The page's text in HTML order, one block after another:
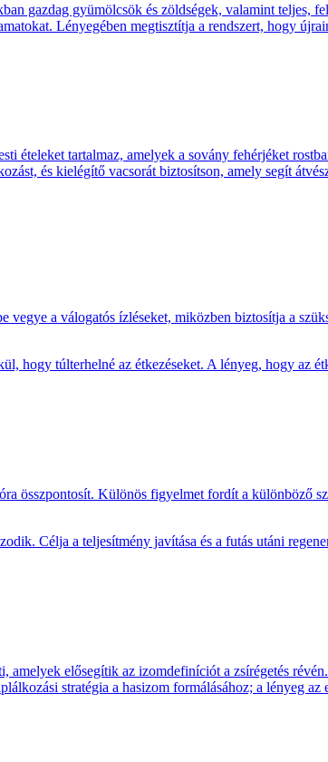
gazdag gyümölcsök és zöldségek, valamint teljes,
Lényegében megtisztítja a rendszert, hogy
ételeket tartalmaz, amelyek a sovány fehérjéket
és kielégítő vacsorát biztosítson, amely segít
a válogatós ízléseket, miközben biztosítja a
hogy túlterhelné az étkezéseket. A lényeg, hogy az
összpontosít. Különös figyelmet fordít a különböző
Célja a teljesítmény javítása és a futás utáni
amelyek elősegítik az izomdefiníciót a zsírégetés
stratégia a hasizom formálásához; a lényeg